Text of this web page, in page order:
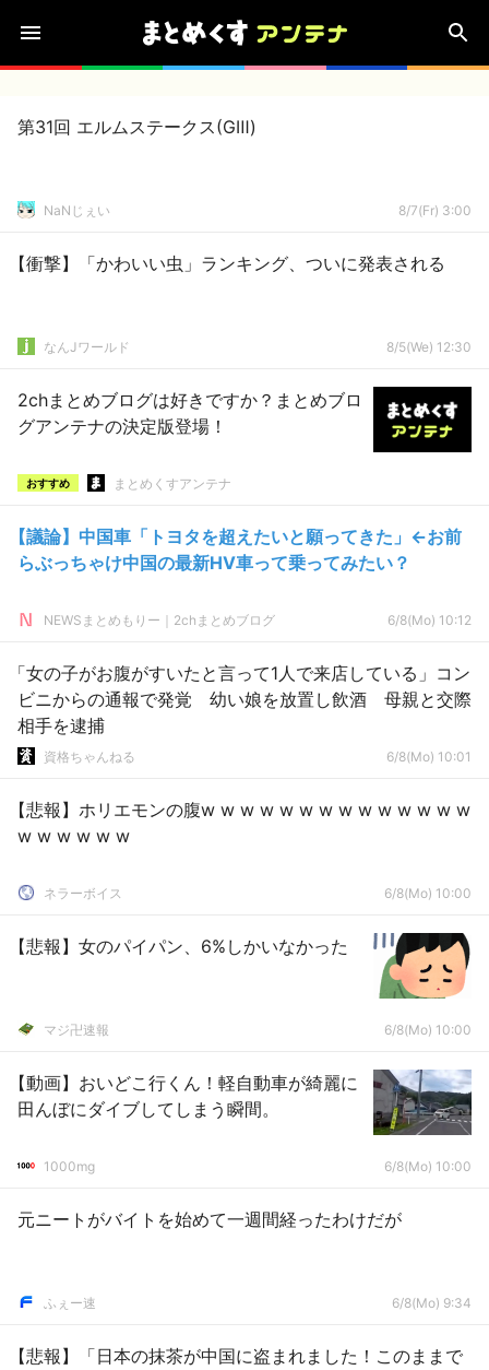
第31回 エルムステークス(GⅢ)
NaNじぇい 8/7(Fr) 3:00
【衝撃】「かわいい虫」ランキング、ついに発表される
なんJワールド 8/5(We) 12:30
2chまとめブログは好きですか？まとめブロ
グアンテナの決定版登場！
おすすめ まとめくすアンテナ
【議論】中国車「トヨタを超えたいと願ってきた」←お前
らぶっちゃけ中国の最新HV車って乗ってみたい？
NEWSまとめもりー｜2chまとめブログ 6/8(Mo) 10:12
「女の子がお腹がすいたと言って1人で来店している」コン
ビニからの通報で発覚 幼い娘を放置し飲酒 母親と交際
相手を逮捕
資格ちゃんねる 6/8(Mo) 10:01
【悲報】ホリエモンの腹w w w w w w w w w w w w w w
w w w w w w
ネラーボイス 6/8(Mo) 10:00
【悲報】女のパイパン、6%しかいなかった
マジ卍速報 6/8(Mo) 10:00
【動画】おいどこ行くん！軽自動車が綺麗に
田んぼにダイブしてしまう瞬間。
1000mg 6/8(Mo) 10:00
元ニートがバイトを始めて一週間経ったわけだが
ふぇー速 6/8(Mo) 9:34
【悲報】「日本の抹茶が中国に盗まれました！このままで